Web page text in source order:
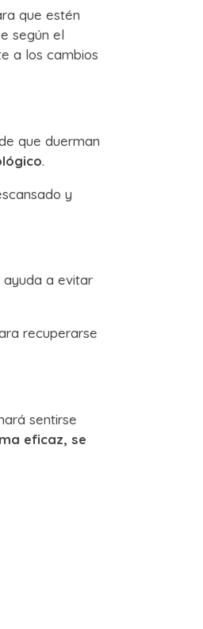
que estén
según el
a los cambios
que duerman
.
y
ayuda a evitar
recuperarse
sentirse
eficaz, se